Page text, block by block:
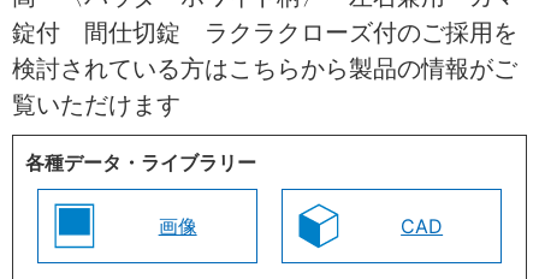
錠付 間仕切錠 ラクラクローズ付のご採用を
検討されている方はこちらから製品の情報がご
覧いただけます
各種データ・ライブラリー
画像 CAD